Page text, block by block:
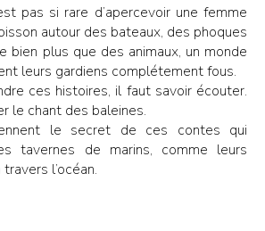
pas si rare d’apercevoir une femme
autour des bateaux, des phoques
bien plus que des animaux, un monde
leurs gardiens complétement fous.
ces histoires, il faut savoir écouter.
le chant des baleines.
le secret de ces contes qui
tavernes de marins, comme leurs
l’océan.